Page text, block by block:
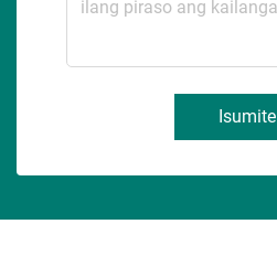
Isumite